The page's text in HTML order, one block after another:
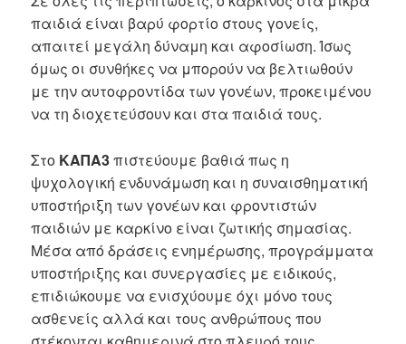
παιδιά είναι βαρύ φορτίο στους γονείς,
απαιτεί μεγάλη δύναμη και αφοσίωση. Ίσως
όμως οι συνθήκες να μπορούν να βελτιωθούν
με την αυτοφροντίδα των γονέων, προκειμένου
να τη διοχετεύσουν και στα παιδιά τους.
Στο ΚΑΠΑ3πιστεύουμε βαθιά πως η
ψυχολογική ενδυνάμωση και η συναισθηματική
υποστήριξη των γονέων και φροντιστών
παιδιών με καρκίνο είναι ζωτικής σημασίας.
Μέσα από δράσεις ενημέρωσης, προγράμματα
υποστήριξης και συνεργασίες με ειδικούς,
επιδιώκουμε να ενισχύουμε όχι μόνο τους
ασθενείς αλλά και τους ανθρώπους που